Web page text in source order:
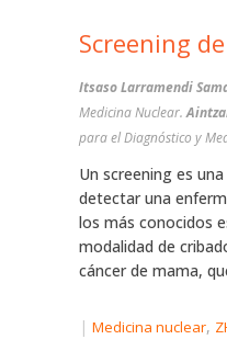
Screening
Itsaso Larramendi
Medicina Nuclear.
para el Diagnóstico y
Un screening es
detectar una
los más conocidos
modalidad de
cáncer de mama,
| Medicina nuclear,